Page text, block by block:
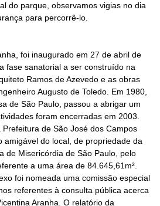
do parque, observamos vigias no dia
para percorrê-lo.
foi inaugurado em 27 de abril de
fase sanatorial a ser construído na
Ramos de Azevedo e as obras
Augusto de Toledo. Em 1980,
de São Paulo, passou a abrigar um
foram encerradas em 2003.
de São José dos Campos
amigável do local, de propriedade da
de Misericórdia de São Paulo, pelo
a uma área de 84.645,61m².
foi nomeada uma comissão especial
referentes à consulta pública acerca
Aranha. O relatório da